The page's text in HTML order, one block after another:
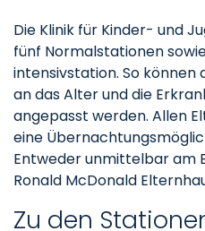
Die Klinik für Kinder- und
fünf Normalstationen
intensivstation. So können
an das Alter und die
angepasst werden. Allen
eine
Entweder unmittelbar am
Ronald McDonald
Zu den